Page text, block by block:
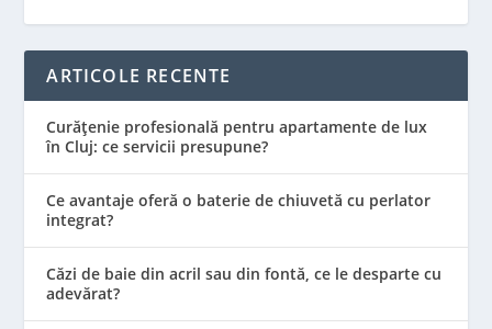
ARTICOLE RECENTE
Curățenie profesională pentru apartamente de lux
în Cluj: ce servicii presupune?
Ce avantaje oferă o baterie de chiuvetă cu perlator
integrat?
Căzi de baie din acril sau din fontă, ce le desparte cu
adevărat?